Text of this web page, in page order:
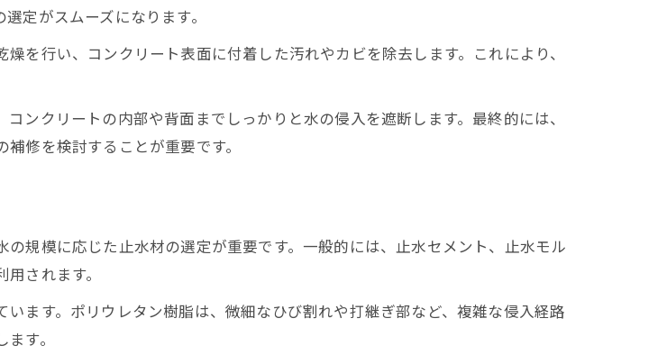
定がスムーズになります。
を行い、コンクリート表面に付着した汚れやカビを除去します。これにより、
ンクリートの内部や背面までしっかりと水の侵入を遮断します。最終的には、
修を検討することが重要です。
規模に応じた止水材の選定が重要です。一般的には、止水セメント、止水モル
されます。
ます。ポリウレタン樹脂は、微細なひび割れや打継ぎ部など、複雑な侵入経路
す。